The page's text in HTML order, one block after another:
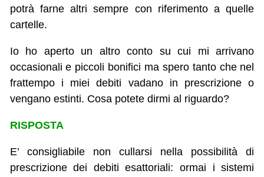
potrà farne altri sempre con riferimento a quelle
cartelle.
Io ho aperto un altro conto su cui mi arrivano
occasionali e piccoli bonifici ma spero tanto che nel
frattempo i miei debiti vadano in prescrizione o
vengano estinti. Cosa potete dirmi al riguardo?
RISPOSTA
E’ consigliabile non cullarsi nella possibilità di
prescrizione dei debiti esattoriali: ormai i sistemi